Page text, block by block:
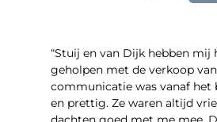
“Stuij en van Dijk hebben mij
geholpen met de verkoop
communicatie was vanaf het
en prettig. Ze waren altijd